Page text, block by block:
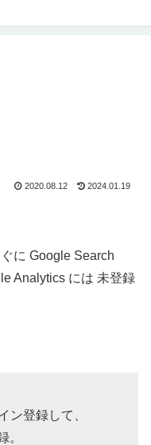
2020.08.12 2024.01.19
に Google Search
Analytics には 未登録
ン登録して、
。